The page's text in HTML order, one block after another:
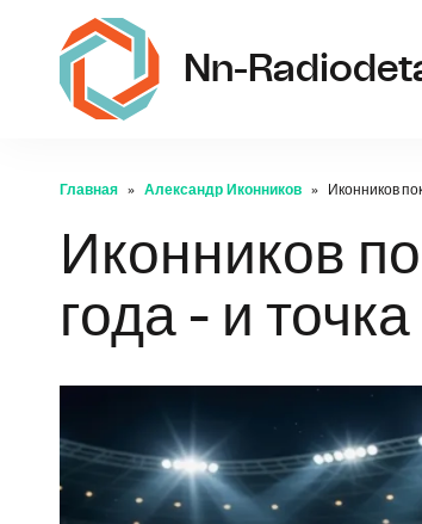
Nn-
Главная Александр Иконников Иконников
Иконников
года - и точка